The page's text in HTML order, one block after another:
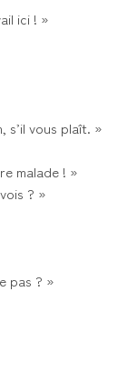
ici ! »
s’il vous plaît. »
malade ! »
? »
pas ? »